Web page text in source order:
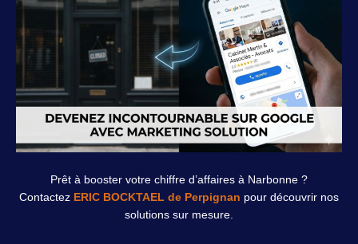
Prêt à booster votre chiffre d’affaires à Narbonne ?
Contactez ERIC BOCKTAEL de Perpignan pour découvrir nos
solutions sur mesure.